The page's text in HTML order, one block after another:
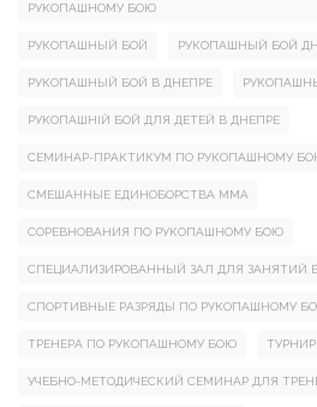
РУКОПАШНОМУ БОЮ
РУКОПАШНЫЙ БОЙ РУКОПАШНЫЙ БОЙ
РУКОПАШНЫЙ БОЙ В ДНЕПРЕ
РУКОПАШНІЙ БОЙ ДЛЯ ДЕТЕЙ В ДНЕПРЕ
СЕМИНАР-ПРАКТИКУМ ПО РУКОПАШНОМУ
СМЕШАННЫЕ ЕДИНОБОРСТВА ММА
СОРЕВНОВАНИЯ ПО РУКОПАШНОМУ БОЮ
СПЕЦИАЛИЗИРОВАННЫЙ ЗАЛ ДЛЯ ЗАНЯТИЙ
СПОРТИВНЫЕ РАЗРЯДЫ ПО РУКОПАШНОМУ
ТРЕНЕРА ПО РУКОПАШНОМУ БОЮ
УЧЕБНО-МЕТОДИЧЕСКИЙ СЕМИНАР ДЛЯ